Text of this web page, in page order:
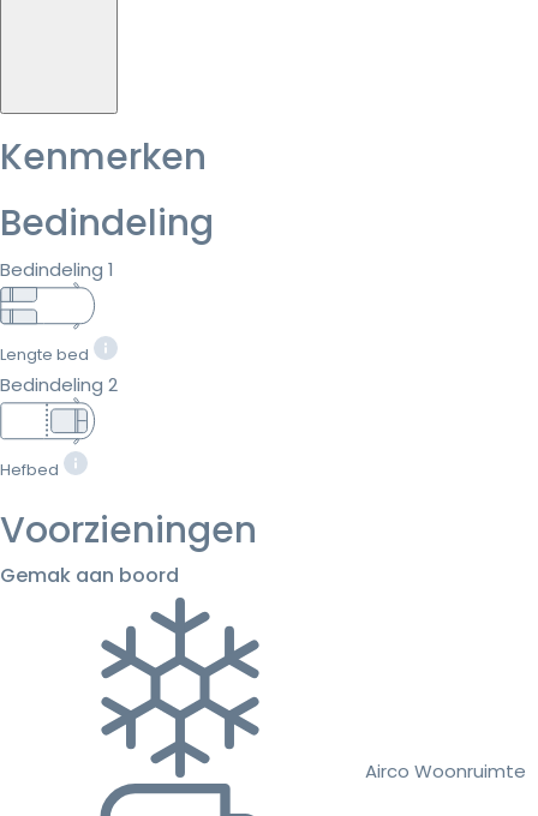
Kenmerken
Bedindeling
Bedindeling 1
Lengte bed
Bedindeling 2
Hefbed
Voorzieningen
Gemak aan boord
Airco Woonruimte